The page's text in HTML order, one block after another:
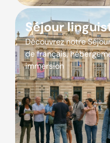
Séjour
Découvrez notre
de français,
immersion